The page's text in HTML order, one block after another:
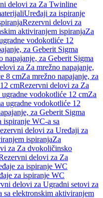
delovi za Za Twinline
Uređaji za ispiranje
Rezervni delovi za
aktiviranjem ispiranjaZa
vodokotliće 12
za Geberit Sigma
napajanje, za Geberit Sigma
za Za mrežno napajanje,
8 cmZa mrežno napajanje, za
cmRezervni delovi za Za
vodokotliće 12 cmZa
ugradne vodokotliće 12
za Geberit Sigma
ispiranje WC-a sa
delovi za Uređaji za
ispiranjaZa
za Za dvokoličinsko
delovi za Za
za ispiranje WC
za ispiranje WC
delovi za Ugradni setovi za
sa elektronskim aktiviranjem